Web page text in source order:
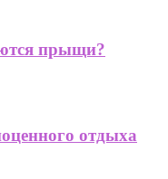
прыщи?
отдыха